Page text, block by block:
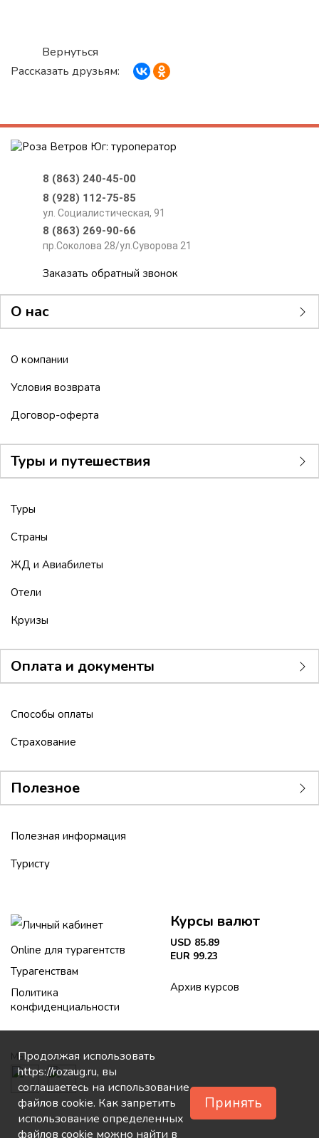
Вернуться
Рассказать друзьям:
Продолжая использовать
https://rozaug.ru, вы
соглашаетесь на использование
файлов cookie. Как запретить
использование определенных
файлов cookie можно найти в
Принять
8 (863) 240-45-00
8 (928) 112-75-85
ул. Социалистическая, 91
8 (863) 269-90-66
пр.Соколова 28/ул.Суворова 21
Заказать обратный звонок
О нас
О компании
Условия возврата
Договор-оферта
Туры и путешествия
Туры
Страны
ЖД и Авиабилеты
Отели
Круизы
Оплата и документы
Способы оплаты
Страхование
Полезное
Полезная информация
Туристу
Личный кабинет
Online для турагентств
Турагенствам
Политика
конфиденциальности
Курсы валют
USD 85.89
EUR 99.23
Архив курсов
Мы в соцсетях: